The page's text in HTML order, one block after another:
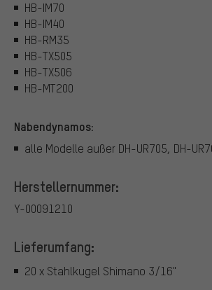
HB-IM70
HB-IM40
HB-RM35
HB-TX505
HB-TX506
HB-MT200
Nabendynamos:
alle Modelle außer DH-UR705, DH-
Herstellernummer:
Y-00091210
Lieferumfang:
20 x Stahlkugel Shimano 3/16"